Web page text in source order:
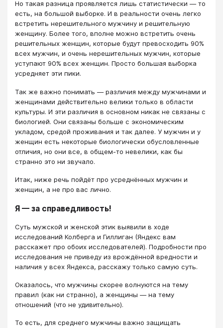
Но такая разница проявляется лишь статистически — то
есть, на большой выборке. И в реальности очень легко
встретить нерешительного мужчину и решительную
женщину. Более того, вполне можно встретить очень
решительных женщин, которые будут превосходить 90%
всех мужчин, и очень нерешительных мужчин, которые
уступают 90% всех женщин. Просто большая выборка
усредняет эти пики.
Так же важно понимать — различия между мужчинами и
женщинами действительно велики только в области
культуры. И эти различия в основном никак не связаны с
биологией. Они связаны больше с экономическим
укладом, средой проживания и так далее. У мужчин и у
женщин есть некоторые биологически обусловленные
отличия, но они все, в общем-то невелики, как бы
странно это ни звучало.
Итак, ниже речь пойдёт про усреднённых мужчин и
женщин, а не про вас лично.
Я — за справедливость!
Суть мужской и женской этик выявили в ходе
исследований Колберга и Гиллиган (Яндекс вам
расскажет про обоих исследователей). Подробности про
исследования не приведу из врождённой вредности и
наличия у всех Яндекса, расскажу только самую суть.
Оказалось, что мужчины скорее волнуются на тему
правил (как ни странно), а женщины — на тему
отношений (что не удивительно).
То есть, для среднего мужчины важно защищать